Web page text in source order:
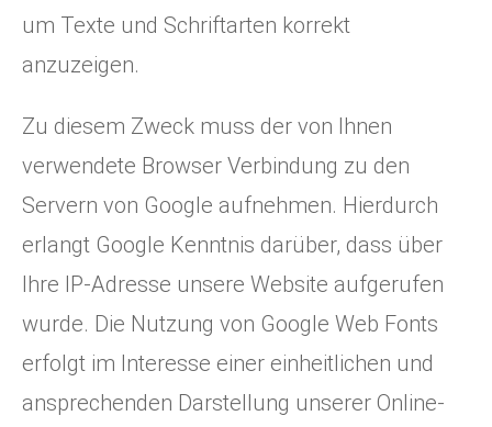
um Texte und Schriftarten korrekt
anzuzeigen.
Zu diesem Zweck muss der von Ihnen
verwendete Browser Verbindung zu den
Servern von Google aufnehmen. Hierdurch
erlangt Google Kenntnis darüber, dass über
Ihre IP-Adresse unsere Website aufgerufen
wurde. Die Nutzung von Google Web Fonts
erfolgt im Interesse einer einheitlichen und
ansprechenden Darstellung unserer Online-